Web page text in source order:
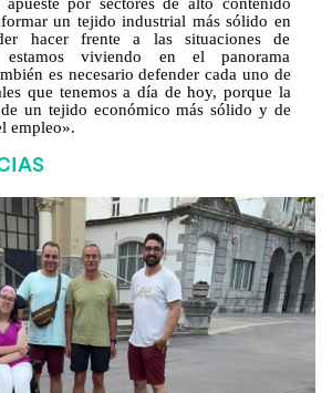
apueste por sectores de alto contenido
un tejido industrial más sólido en
hacer frente a las situaciones de
estamos viviendo en el panorama
es necesario defender cada uno de
que tenemos a día de hoy, porque la
de un tejido económico más sólido y de
empleo».